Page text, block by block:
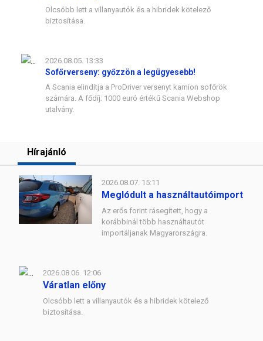
Olcsóbb lett a villanyautók és a hibridek kötelező
biztosítása.
2026.08.05. 13:33
Sofőrverseny: győzzön a legügyesebb!
A Scania elindítja a ProDriver versenyt kamion sofőrök
számára. A fődíj: 1000 euró értékű Scania Webshop
utalvány.
Hírajánló
2026.08.07. 15:11
Meglódult a használtautóimport
Az erős forint rásegített, hogy a
korábbinál több használtautót
importáljanak Magyarországra.
2026.08.06. 12:06
Váratlan előny
Olcsóbb lett a villanyautók és a hibridek kötelező
biztosítása.